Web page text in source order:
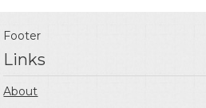
Footer
Links
About